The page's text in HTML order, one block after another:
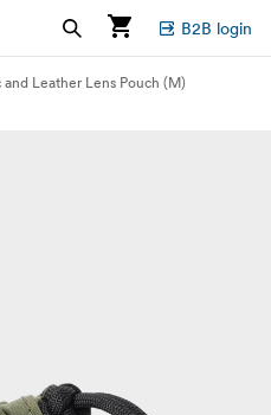
B2B login
Leather Lens Pouch (M)